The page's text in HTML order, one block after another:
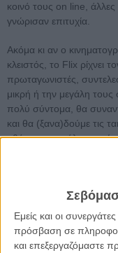
Εμείς και οι
πρόσβαση σε
και επεξεργαζόμαστε
κοινό τους on line,
γνώρισαν επιτυχία.
Ακόμα κι αν ο
κλειστός, το Flix ρίχνει
πρωταγωνιστές,
μικρή ή την μεγάλη τους
πολύ σύντομα, θα
και θα (ξανα)δούμε τις
οθόνη, με μεγάλη
Flix Best of 2020: Η
Διαβάστε, δείτε,